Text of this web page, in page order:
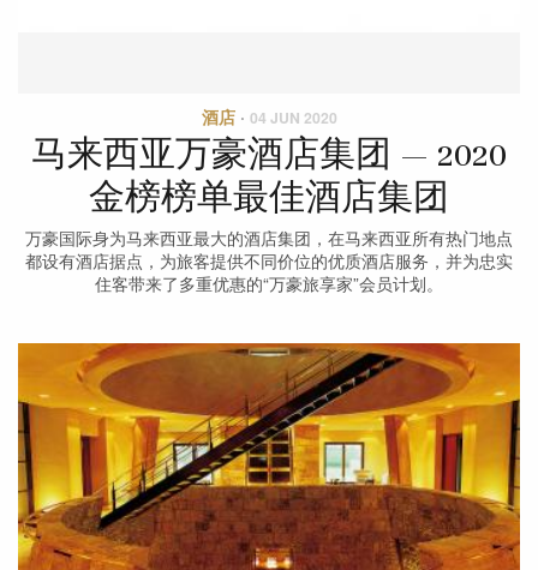
酒店· 04 JUN 2020
马来西亚万豪酒店集团 — 2020
金榜榜单最佳酒店集团
万豪国际身为马来西亚最大的酒店集团，在马来西亚所有热门地点
都设有酒店据点，为旅客提供不同价位的优质酒店服务，并为忠实
住客带来了多重优惠的“万豪旅享家”会员计划。